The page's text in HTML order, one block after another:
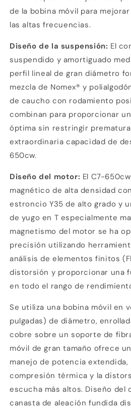
de la bobina móvil para
las altas frecuencias.
Diseño de la suspensión: El
suspendido y amortiguado
perfil lineal de gran diámetro
mezcla de Nomex® y
de caucho con rodamiento
combinan para proporcionar
óptima sin restringir
extraordinaria capacidad de
650cw.
Diseño del motor: El C7-
magnético de alta densidad
estroncio Y35 de alto grado y
de yugo en T especialmente
magnetismo del motor se ha
precisión utilizando
análisis de elementos finitos
distorsión y proporcionar una
en todo el rango de
Se utiliza una bobina móvil en
pulgadas) de diámetro,
cobre sobre un soporte de
móvil de gran tamaño ofrece
manejo de potencia extendida,
compresión térmica y la
escucha más altos. Diseño del
canasta de aleación fundida
sin tarjeta de
Agrega tu producto al
pagar con Meses sin
2 En tu cuenta de
la cantidad de meses
3 Paga mes a mescon
débito u otros medios.
Crédito sujeto a
¿Tienes dudas?